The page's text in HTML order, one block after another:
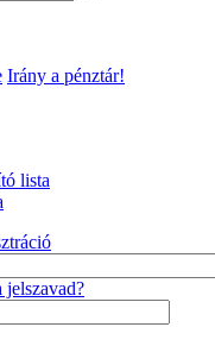
Irány a pénztár!
lista
jelszavad?